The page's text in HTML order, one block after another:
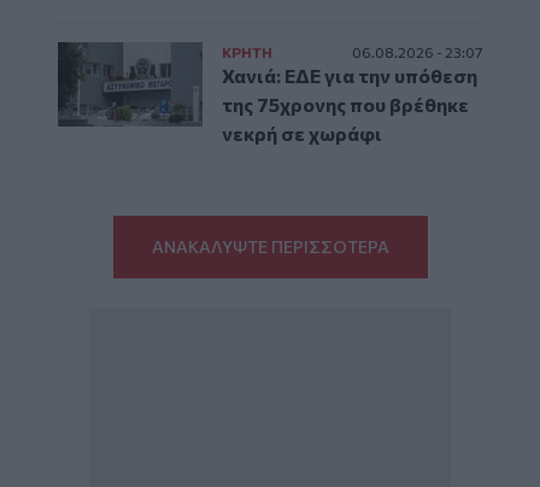
ΚΡΗΤΗ 06.08.2026 - 23:07
Χανιά: ΕΔΕ για την υπόθεση
της 75χρονης που βρέθηκε
νεκρή σε χωράφι
ΑΝΑΚΑΛΥΨΤΕ ΠΕΡΙΣΣΟΤΕΡΑ